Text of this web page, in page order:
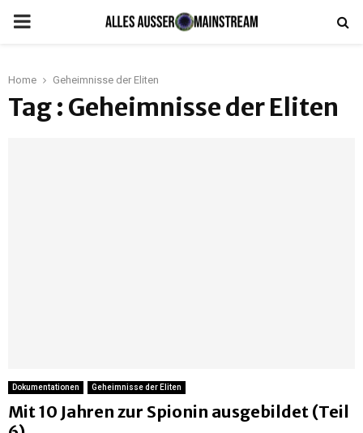
PRIMARY
Home Geheimnisse der Eliten
Tag : Geheimnisse der Eliten
Dokumentationen Geheimnisse der Eliten
Mit 10 Jahren zur Spionin ausgebildet (Teil